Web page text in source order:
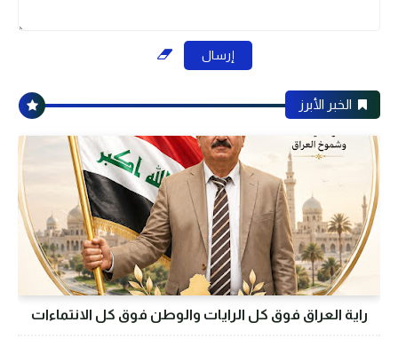
الخبر الأبرز
راية العراق فوق كل الرايات والوطن فوق كل الانتماءات